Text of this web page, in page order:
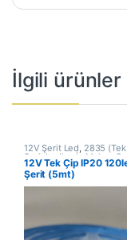
İlgili ürünler
12V Şerit Led, 2835
Şerit Ledler, İç Mekan
Led ve Aydınlatma
Şerit Led
12V Tek Çip IP20
Şerit (5mt)